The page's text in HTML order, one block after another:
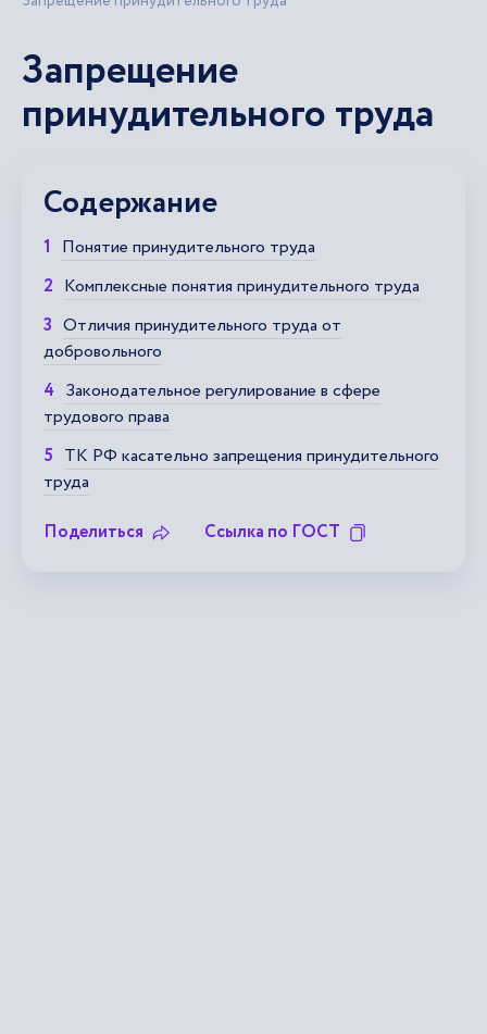
Запрещение
принудительного труда
Содержание
Понятие принудительного труда
Комплексные понятия принудительного труда
Отличия принудительного труда от
добровольного
Законодательное регулирование в сфере
трудового права
ТК РФ касательно запрещения принудительного
труда
Поделиться
Ссылка по ГОСТ